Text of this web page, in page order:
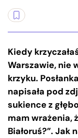
Kiedy
Warszawie, nie
krzyku.
napisała pod
sukience z
mam wrażenia,
Białoruś?”. Jak